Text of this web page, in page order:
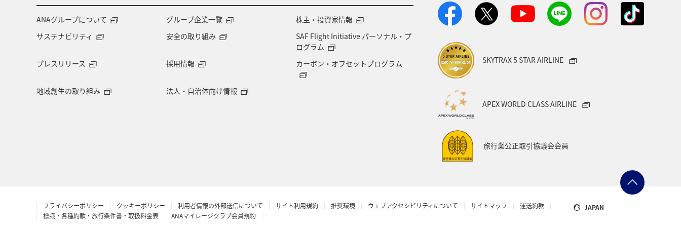
ANAグループについて グループ企業一覧
株主・投資家情報
サステナビリティ
安全の取り組み
SAF Flight Initiative パーソナル・プ
ログラム
プレスリリース
採用情報 カーボン・オフセットプログラム
地域創生の取り組み 法人・自治体向け情報
SKYTRAX 5 STAR AIRLINE
APEX WORLD CLASS AIRLINE
旅行業公正取引協議会会員
プライバシーポリシー クッキーポリシー 利用者情報の外部送信について サイト利用規約 推奨環境 ウェブアクセシビリティについて サイトマップ
運送約款
標識・各種約款・旅行条件書・取扱料金表
ANAマイレージクラブ会員規約
JAPAN